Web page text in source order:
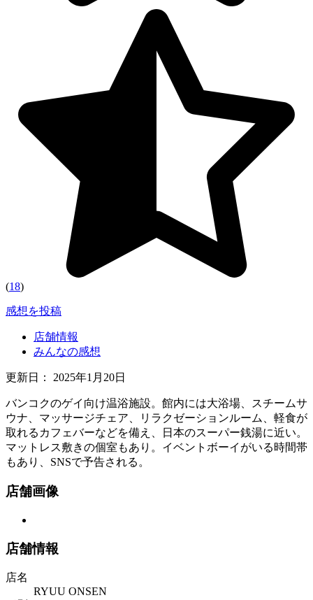
(18)
感想を投稿
店舗情報
みんなの感想
更新日： 2025年1月20日
バンコクのゲイ向け温浴施設。館内には大浴場、スチームサ
ウナ、マッサージチェア、リラクゼーションルーム、軽食が
取れるカフェバーなどを備え、日本のスーパー銭湯に近い。
マットレス敷きの個室もあり。イベントボーイがいる時間帯
もあり、SNSで予告される。
店舗画像
店舗情報
店名
RYUU ONSEN